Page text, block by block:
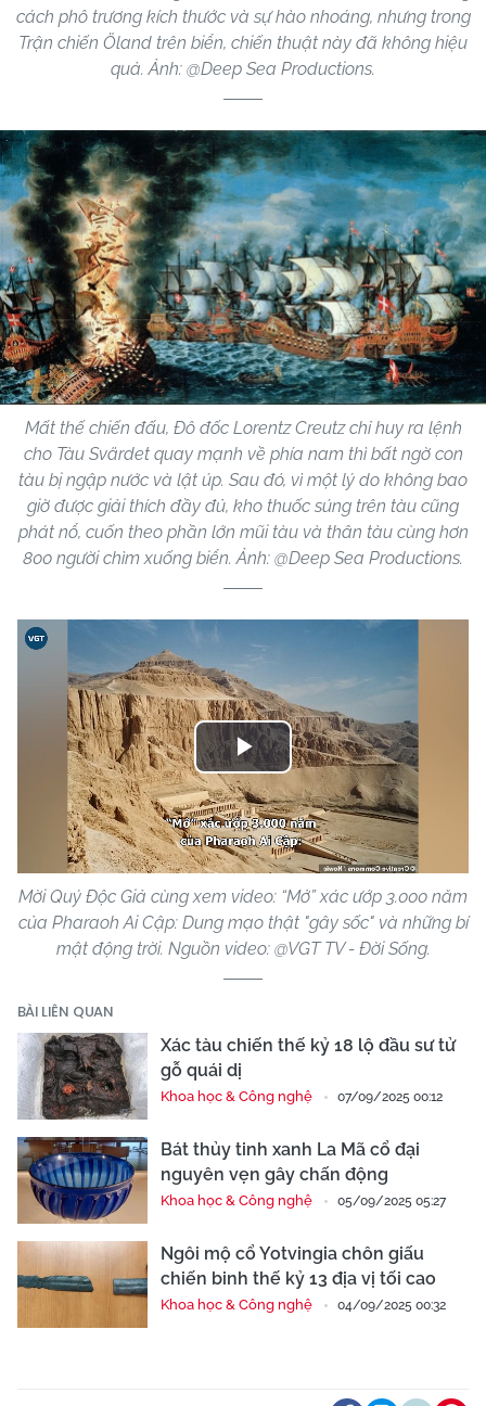
cách phô trương kích thước và sự hào nhoáng, nhưng trong
Trận chiến Öland trên biển, chiến thuật này đã không hiệu
quả. Ảnh: @Deep Sea Productions.
Mất thế chiến đấu, Đô đốc Lorentz Creutz chỉ huy ra lệnh
cho Tàu Svärdet quay mạnh về phía nam thì bất ngờ con
tàu bị ngập nước và lật úp. Sau đó, vì một lý do không bao
giờ được giải thích đầy đủ, kho thuốc súng trên tàu cũng
phát nổ, cuốn theo phần lớn mũi tàu và thân tàu cùng hơn
800 người chìm xuống biển. Ảnh: @Deep Sea Productions.
Play
Video
Mời Quý Độc Giả cùng xem video: “Mở” xác ướp 3.000 năm
của Pharaoh Ai Cập: Dung mạo thật "gây sốc" và những bí
mật động trời. Nguồn video: @VGT TV - Đời Sống.
BÀI LIÊN QUAN
Xác tàu chiến thế kỷ 18 lộ đầu sư tử
gỗ quái dị
Khoa học & Công nghệ 07/09/2025 00:12
Bát thủy tinh xanh La Mã cổ đại
nguyên vẹn gây chấn động
Khoa học & Công nghệ 05/09/2025 05:27
Ngôi mộ cổ Yotvingia chôn giấu
chiến binh thế kỷ 13 địa vị tối cao
Khoa học & Công nghệ 04/09/2025 00:32